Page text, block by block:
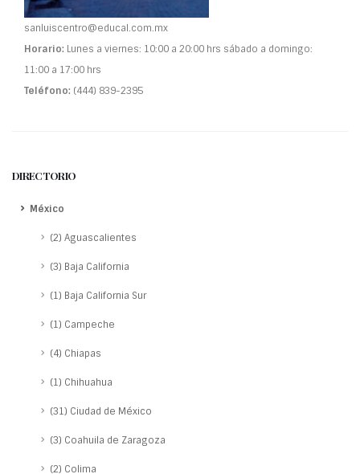
sanluiscentro@educal.com.mx
Horario: Lunes a viernes: 10:00 a 20:00 hrs sábado a domingo:
11:00 a 17:00 hrs
Teléfono: (444) 839-2395
DIRECTORIO
México
(2) Aguascalientes
(3) Baja California
(1) Baja California Sur
(1) Campeche
(4) Chiapas
(1) Chihuahua
(31) Ciudad de México
(3) Coahuila de Zaragoza
(2) Colima